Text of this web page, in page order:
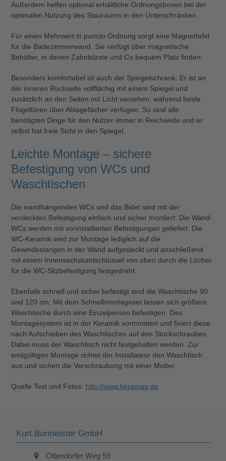
Außerdem helfen optional erhältliche Ordnungsboxen bei der
optimalen Nutzung des Stauraums in den Unterschränken.
Für einen Mehrwert in puncto Ordnung sorgt eine Magnettafel
für die Badezimmerwand. Sie verfügt über magnetische
Behälter, in denen Zahnbürste und Co bequem Platz finden.
Besonders komfortabel ist auch der Spiegelschrank: Er ist an
der inneren Rückseite vollflächig mit einem Spiegel und
zusätzlich an den Seiten mit Licht versehen, während beide
Flügeltüren über Ablagefächer verfügen. So sind alle
benötigten Dinge für den Nutzer immer in Reichweite und er
selbst hat freie Sicht in den Spiegel.
Leichte Montage – sichere
Befestigung von WCs und
Waschtischen
Die wandhängenden WCs und das Bidet sind mit der
verdeckten Befestigung einfach und sicher montiert: Die Wand-
WCs werden mit vorinstallierten Befestigungen geliefert. Die
WC-Keramik wird zur Montage lediglich auf die
Gewindestangen in der Wand aufgesteckt und anschließend
mit einem Innensechskantschlüssel von oben durch die Löcher
für die WC-Sitzbefestigung festgedreht.
Ebenfalls schnell und sicher befestigt sind die Waschtische 90
und 120 cm: Mit dem Schnellmontageset lassen sich größere
Waschtische durch eine Einzelperson befestigen. Das
Montagesystem ist in der Keramik vormontiert und fixiert diese
nach Aufschieben des Waschtisches auf den Stockschrauben.
Dabei muss der Waschtisch nicht festgehalten werden. Zur
endgültigen Montage richtet der Installateur den Waschtisch
aus und sichert die Verschraubung mit einer Mutter.
Quelle Text und Fotos: http://www.keramag.de
Kurt Burmeister GmbH
Ottendorfer Weg 59